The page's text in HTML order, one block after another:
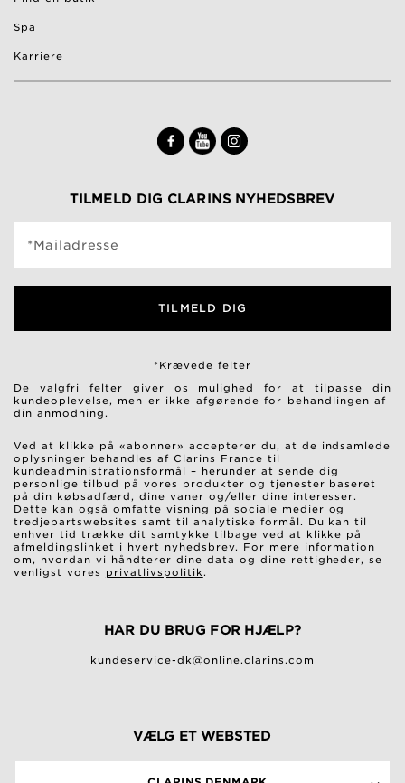
Spa
Karriere
TILMELD DIG CLARINS NYHEDSBREV
*Mailadresse
TILMELD DIG
*Krævede felter
De valgfri felter giver os mulighed for at tilpasse din
kundeoplevelse, men er ikke afgørende for behandlingen af ​​
din anmodning.
Ved at klikke på «abonner» accepterer du, at de indsamlede
oplysninger behandles af Clarins France til
kundeadministrationsformål – herunder at sende dig
personlige tilbud på vores produkter og tjenester baseret
på din købsadfærd, dine vaner og/eller dine interesser.
Dette kan også omfatte visning på sociale medier og
tredjepartswebsites samt til analytiske formål. Du kan til
enhver tid trække dit samtykke tilbage ved at klikke på
afmeldingslinket i hvert nyhedsbrev. For mere information
om, hvordan vi håndterer dine data og dine rettigheder, se
venligst vores privatlivspolitik.
HAR DU BRUG FOR HJÆLP?
kundeservice-dk@online.clarins.com
VÆLG ET WEBSTED